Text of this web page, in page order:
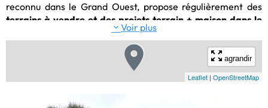
terrains à vendre et des projets terrain + maison dans le
. Nos opportunités sont situées sur l’ensemble
du département, notamment sur les secteurs de Vannes et
, ainsi que dans les communes proches
Séné, Arradon, Ploeren, Theix-Noyalo, Saint-Avé,
mais aussi Lorient, Auray, Pontivy, Quiberon, Carnac
et
Voir plus
agrandir
Leaflet | OpenStreetMap